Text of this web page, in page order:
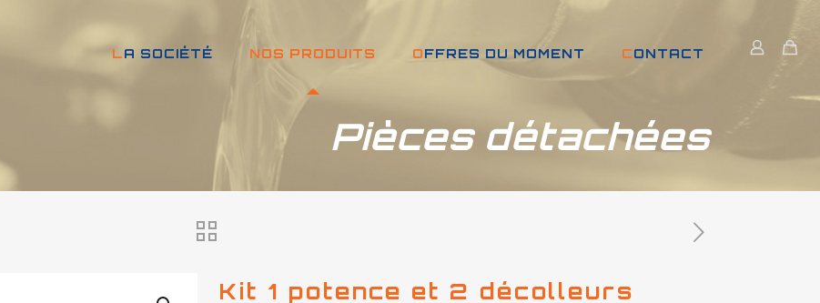
LA SOCIÉTÉ NOS PRODUITS OFFRES DU MOMENT CONTACT
Pièces détachées
Kit 1 potence et 2 décolleurs